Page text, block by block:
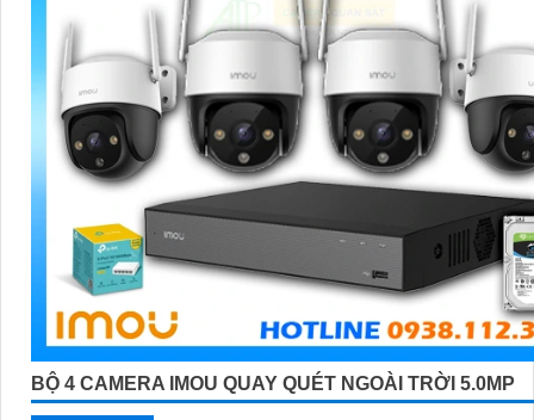
BỘ 4 CAMERA IMOU QUAY QUÉT NGOÀI TRỜI 5.0MP